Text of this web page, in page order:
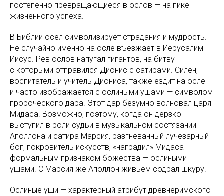
постепенно превращающиеся в ослов — на пике
жизненного успеха.
В Библии осел символизирует страдания и мудрость.
Не случайно именно на осле въезжает в Иерусалим
Иисус. Рев ослов напугал гигантов, на битву
с которыми отправился Дионис с сатирами. Силен,
воспитатель и учитель Диониса, также ездит на осле
и часто изображается с ослиными ушами — символом
пророческого дара. Этот дар безумно волновал царя
Мидаса. Возможно, поэтому, когда он дерзко
выступил в роли судьи в музыкальном состязании
Аполлона и сатира Марсия, разгневанный лучезарный
бог, покровитель искусств, «наградил» Мидаса
формальным признаком божества — ослиными
ушами. С Марсия же Аполлон живьем содрал шкуру.
Ослиные уши — характерный атрибут древнеримского